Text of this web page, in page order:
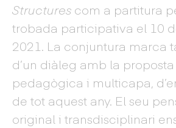
Structures com a partitura
trobada participativa el 10
2021. La conjuntura marca
d’un diàleg amb la
pedagògica i multicapa,
de tot aquest any. El seu
original i transdisciplinari